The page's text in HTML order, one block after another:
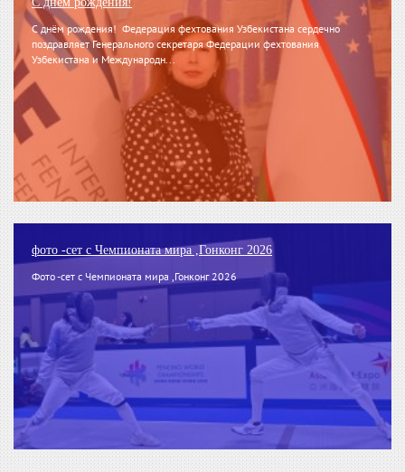
С днём рождения! Федерация фехтования Узбекистана сердечно
поздравляет Генерального секретаря Федерации фехтования
Узбекистана и Международн...
фото -сет с Чемпионата мира ,Гонконг 2026
Фото -сет с Чемпионата мира ,Гонконг 2026